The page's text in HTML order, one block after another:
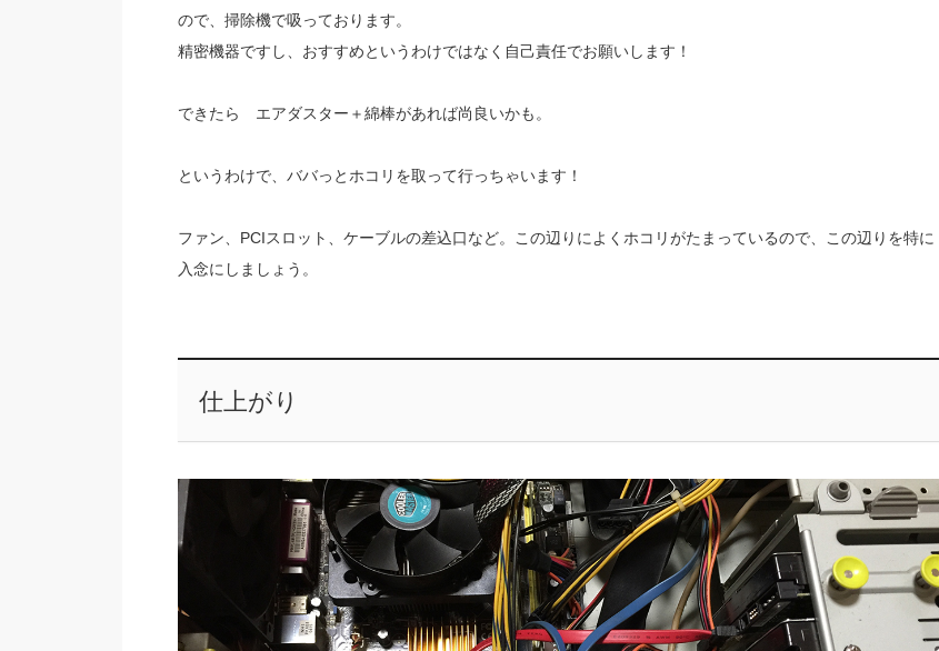
ので、掃除機で吸っております。
精密機器ですし、おすすめというわけではなく自己責任でお願いします！
できたら エアダスター＋綿棒があれば尚良いかも。
というわけで、ババっとホコリを取って行っちゃいます！
ファン、PCIスロット、ケーブルの差込口など。この辺りによくホコリがたまっているので、この辺りを特に
入念にしましょう。
仕上がり